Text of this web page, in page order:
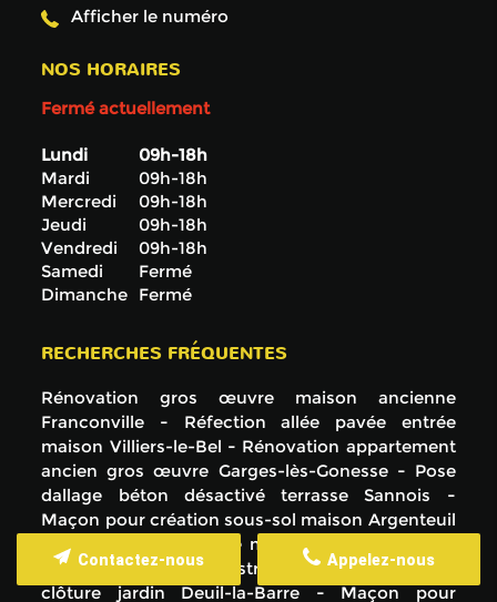
Afficher le numéro
NOS HORAIRES
Fermé actuellement
Lundi
09h-18h
Mardi
09h-18h
Mercredi
09h-18h
Jeudi
09h-18h
Vendredi
09h-18h
Samedi
Fermé
Dimanche Fermé
RECHERCHES FRÉQUENTES
Rénovation gros œuvre maison ancienne
Franconville
Réfection allée pavée entrée
maison Villiers-le-Bel
Rénovation appartement
ancien gros œuvre Garges-lès-Gonesse
Pose
dallage béton désactivé terrasse Sannois
Maçon pour création sous-sol maison Argenteuil
Rénovation complète maison ancienne pierre
Montmorency
Construction mur parpaing
clôture jardin Deuil-la-Barre
Maçon pour
Appelez-nous
Contactez-nous